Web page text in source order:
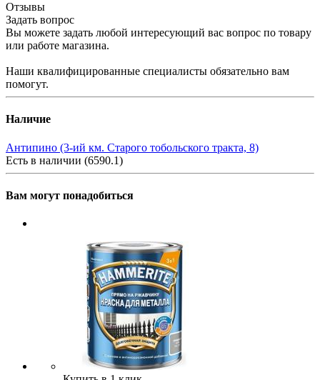
Отзывы
Задать вопрос
Вы можете задать любой интересующий вас вопрос по товару
или работе магазина.
Наши квалифицированные специалисты обязательно вам
помогут.
Наличие
Антипино (3-ий км. Старого тобольского тракта, 8)
Есть в наличии (6590.1)
Вам могут понадобиться